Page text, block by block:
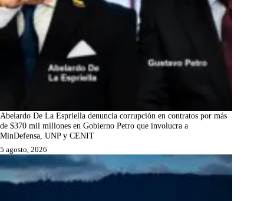
Abelardo De La Espriella denuncia corrupción en contratos por más
de $370 mil millones en Gobierno Petro que involucra a
MinDefensa, UNP y CENIT
5 agosto, 2026